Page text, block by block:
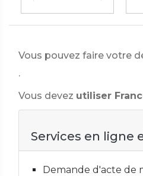
Vous pouvez faire votre
.
Vous devez utiliser
Services en ligne
Demande d'acte de